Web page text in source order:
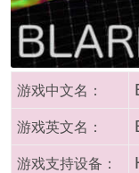
游戏中文名：
游戏英文名：
游戏支持设备：